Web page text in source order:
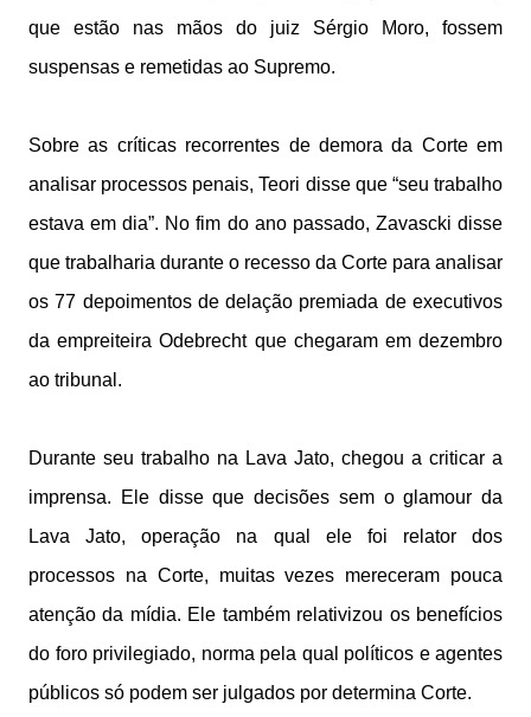
que estão nas mãos do juiz Sérgio Moro, fossem
suspensas e remetidas ao Supremo.
Sobre as críticas recorrentes de demora da Corte em
analisar processos penais, Teori disse que “seu trabalho
estava em dia”. No fim do ano passado, Zavascki disse
que trabalharia durante o recesso da Corte para analisar
os 77 depoimentos de delação premiada de executivos
da empreiteira Odebrecht que chegaram em dezembro
ao tribunal.
Durante seu trabalho na Lava Jato, chegou a criticar a
imprensa. Ele disse que decisões sem o glamour da
Lava Jato, operação na qual ele foi relator dos
processos na Corte, muitas vezes mereceram pouca
atenção da mídia. Ele também relativizou os benefícios
do foro privilegiado, norma pela qual políticos e agentes
públicos só podem ser julgados por determina Corte.